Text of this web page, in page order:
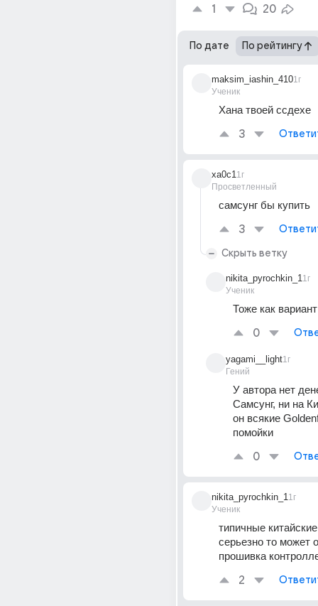
1 20
По дате По рейтингу
maksim_iashin_410
Ученик
1г
Хана твоей ссдехе
3
xa0c1
Просветленный
1г
самсунг бы купить
3
Скрыть ветку
nikita_pyrochkin_1
Ученик
1г
Тоже как
0
yagami__light
Гений
1г
У автора нет
Самсунг, ни на
он всякие
помойки
0
nikita_pyrochkin_1
Ученик
1г
типичные
серьезно то может
прошивка
2